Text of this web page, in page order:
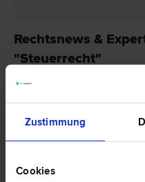
Zustimmung
Cookies
Rechtsnews &
"Steuerrecht"